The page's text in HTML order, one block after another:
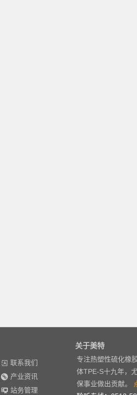
联系我们
产业资讯
站务管理
关于美特
专注热塑性硫化橡
体TPE-S十九年，
保事业做出贡献。